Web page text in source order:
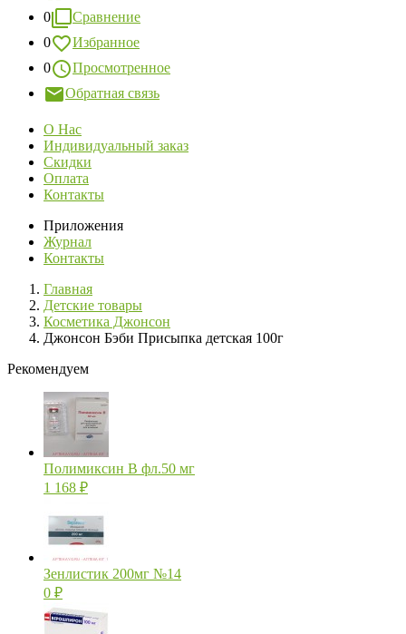
0
Сравнение
0
Избранное
0
Просмотренное
Обратная связь
О Нас
Индивидуальный заказ
Скидки
Оплата
Контакты
Приложения
Журнал
Контакты
Главная
Детские товары
Косметика Джонсон
Джонсон Бэби Присыпка детская 100г
Рекомендуем
Полимиксин В фл.50 мг
1 168 ₽
Зенлистик 200мг №14
0 ₽